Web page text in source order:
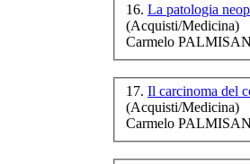
16. La patologia
(Acquisti/Medicina)
Carmelo
17. Il carcinoma del
(Acquisti/Medicina)
Carmelo